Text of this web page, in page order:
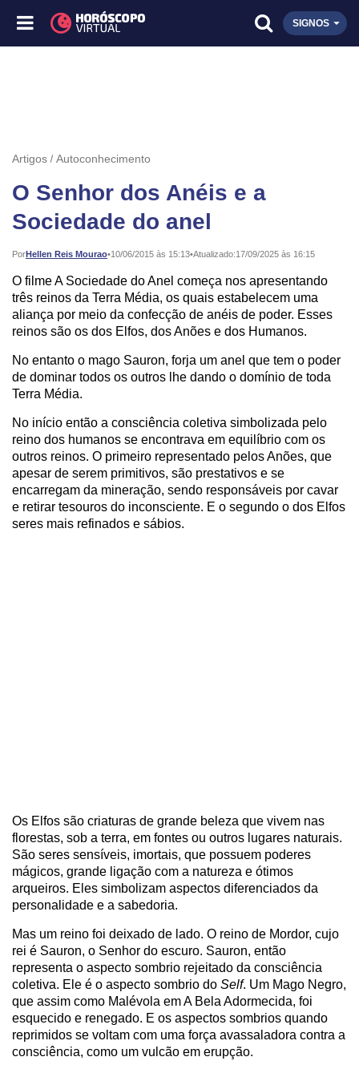
SIGNOS
Artigos Autoconhecimento
O Senhor dos Anéis e a
Sociedade do anel
PorHellen Reis Mourao•
Publicado: 10/06/2015 às 15:13•Atualizado:17/09/2025 às 16:15
O filme A Sociedade do Anel começa nos apresentando
três reinos da Terra Média, os quais estabelecem uma
aliança por meio da confecção de anéis de poder. Esses
reinos são os dos Elfos, dos Anões e dos Humanos.
No entanto o mago Sauron, forja um anel que tem o poder
de dominar todos os outros lhe dando o domínio de toda
Terra Média.
No início então a consciência coletiva simbolizada pelo
reino dos humanos se encontrava em equilíbrio com os
outros reinos. O primeiro representado pelos Anões, que
apesar de serem primitivos, são prestativos e se
encarregam da mineração, sendo responsáveis por cavar
e retirar tesouros do inconsciente. E o segundo o dos Elfos
seres mais refinados e sábios.
Os Elfos são criaturas de grande beleza que vivem nas
florestas, sob a terra, em fontes ou outros lugares naturais.
São seres sensíveis, imortais, que possuem poderes
mágicos, grande ligação com a natureza e ótimos
arqueiros. Eles simbolizam aspectos diferenciados da
personalidade e a sabedoria.
Mas um reino foi deixado de lado. O reino de Mordor, cujo
rei é Sauron, o Senhor do escuro. Sauron, então
representa o aspecto sombrio rejeitado da consciência
coletiva. Ele é o aspecto sombrio do Self. Um Mago Negro,
que assim como Malévola em A Bela Adormecida, foi
esquecido e renegado. E os aspectos sombrios quando
reprimidos se voltam com uma força avassaladora contra a
consciência, como um vulcão em erupção.